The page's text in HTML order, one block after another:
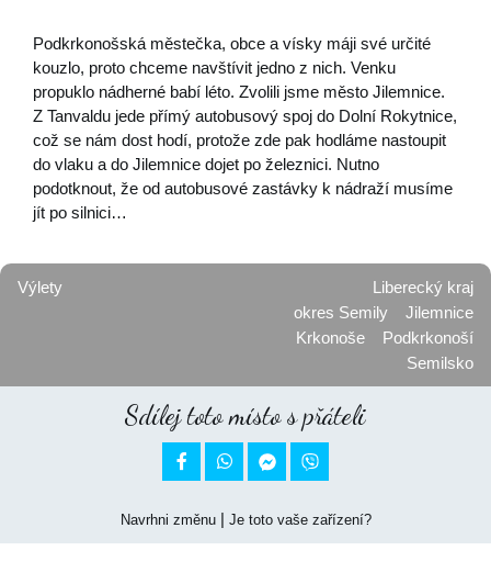
Podkrkonošská městečka, obce a vísky máji své určité
kouzlo, proto chceme navštívit jedno z nich. Venku
propuklo nádherné babí léto. Zvolili jsme město Jilemnice.
Z Tanvaldu jede přímý autobusový spoj do Dolní Rokytnice,
což se nám dost hodí, protože zde pak hodláme nastoupit
do vlaku a do Jilemnice dojet po železnici. Nutno
podotknout, že od autobusové zastávky k nádraží musíme
jít po silnici…
Výlety
Liberecký kraj
okres Semily
Jilemnice
Krkonoše
Podkrkonoší
Semilsko
Sdílej toto místo s přáteli
 
Navrhni změnu| Je toto vaše zařízení?